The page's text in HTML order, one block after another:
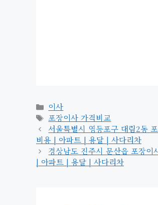
카
테
고
리
이사
태
그
포장이사 가격비교
서울특별시 영등포구 대림2동
비용 | 아파트 | 용달 | 사다리차
경상남도 진주시 문산읍 포장
| 아파트 | 용달 | 사다리차